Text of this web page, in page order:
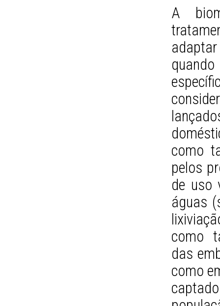
A
como
pelos
de uso
águas
como
das
como